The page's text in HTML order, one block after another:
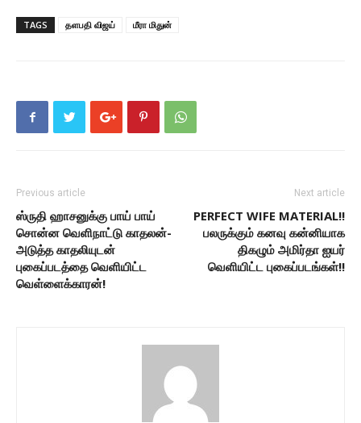
TAGS தளபதி விஜய் மீரா மிதுன்
Previous article
ஸ்ருதி ஹாசனுக்கு பாய் பாய்
சொன்ன வெளிநாட்டு காதலன்-
அடுத்த காதலியுடன்
புகைப்படத்தை வெளியிட்ட
வெள்ளைக்காரன்!
Next article
PERFECT WIFE MATERIAL!!
பலருக்கும் கனவு கன்னியாக
திகழும் அமிர்தா ஐயர்
வெளியிட்ட புகைப்படங்கள்!!